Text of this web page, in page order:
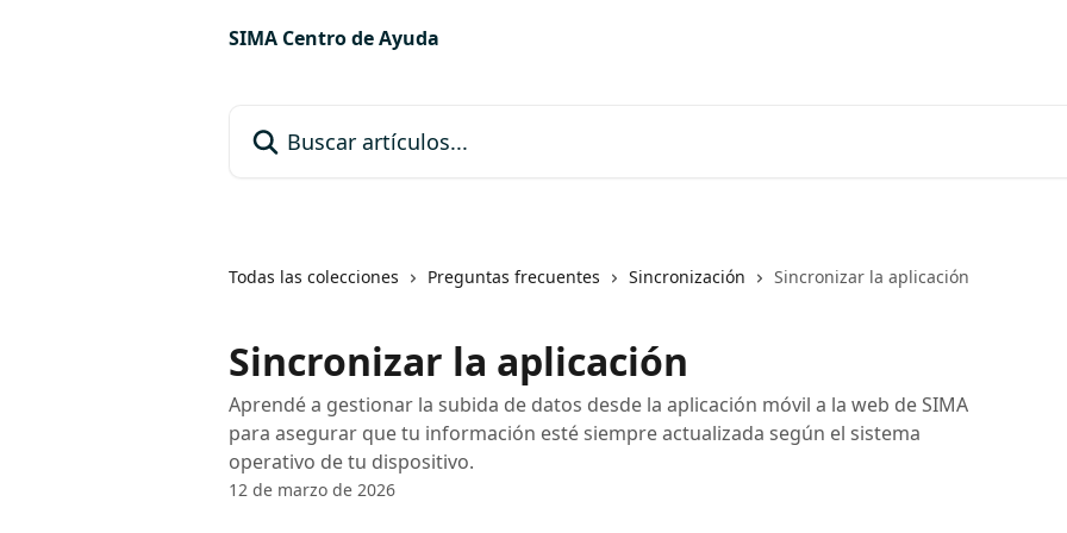
SIMA Centro de Ayuda
Todas las colecciones Preguntas frecuentes Sincronización Sincronizar la aplicación
Sincronizar la aplicación
Aprendé a gestionar la subida de datos desde la aplicación móvil a la web de SIMA
para asegurar que tu información esté siempre actualizada según el sistema
operativo de tu dispositivo.
12 de marzo de 2026